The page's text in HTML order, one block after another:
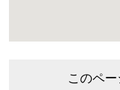
このペ